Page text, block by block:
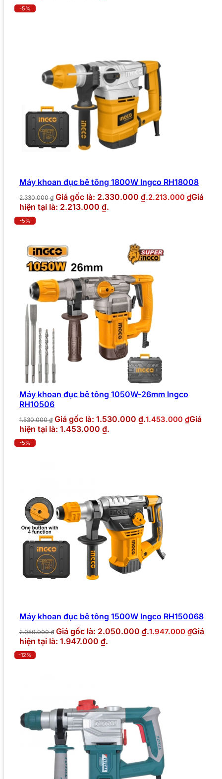
-5%
Máy khoan đục bê tông 1800W Ingco RH18008
2.330.000₫ Giá gốc là: 2.330.000 ₫.2.213.000 ₫Giá
hiện tại là: 2.213.000 ₫.
-5%
Máy khoan đục bê tông 1050W-26mm Ingco
RH10506
1.530.000₫ Giá gốc là: 1.530.000 ₫.1.453.000 ₫Giá
hiện tại là: 1.453.000 ₫.
-5%
Máy khoan đục bê tông 1500W Ingco RH150068
2.050.000₫ Giá gốc là: 2.050.000 ₫.1.947.000 ₫Giá
hiện tại là: 1.947.000 ₫.
-12%